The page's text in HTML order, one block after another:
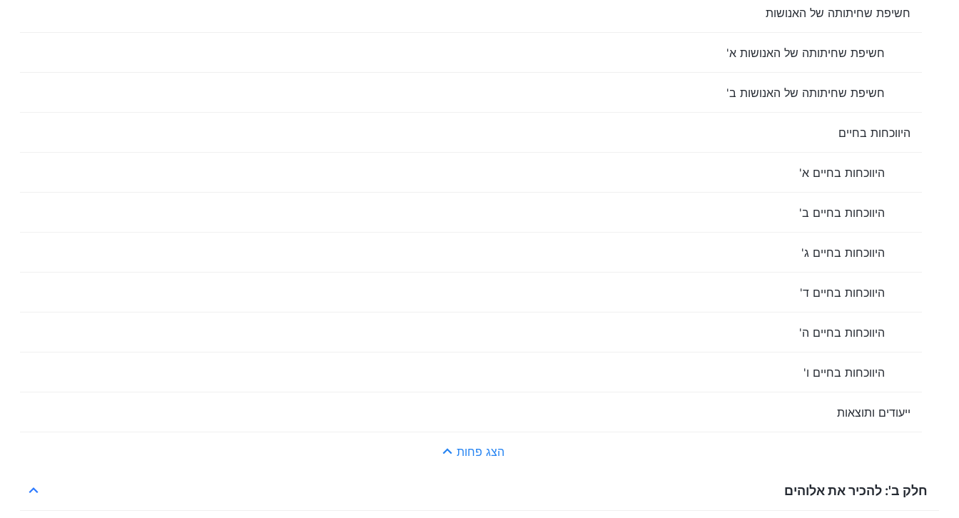
חשיפת שחיתותה של האנושות
חשיפת שחיתותה של האנושות א'
חשיפת שחיתותה של האנושות ב'
היווכחות בחיים
היווכחות בחיים א'
היווכחות בחיים ב'
היווכחות בחיים ג'
היווכחות בחיים ד'
היווכחות בחיים ה'
היווכחות בחיים ו'
ייעודים ותוצאות
הצג פחות
חלק ב': להכיר את אלוהים